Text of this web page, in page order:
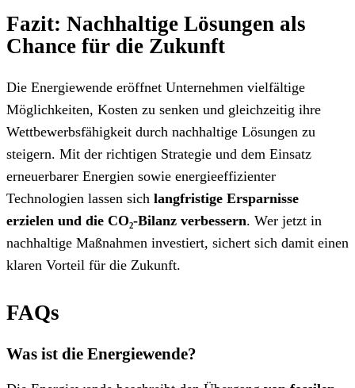
Fazit: Nachhaltige Lösungen als
Chance für die Zukunft
Die Energiewende eröffnet Unternehmen vielfältige
Möglichkeiten, Kosten zu senken und gleichzeitig ihre
Wettbewerbsfähigkeit durch nachhaltige Lösungen zu
steigern. Mit der richtigen Strategie und dem Einsatz
erneuerbarer Energien sowie energieeffizienter
Technologien lassen sich langfristige Ersparnisse
erzielen und die CO₂-Bilanz verbessern. Wer jetzt in
nachhaltige Maßnahmen investiert, sichert sich damit einen
klaren Vorteil für die Zukunft.
FAQs
Was ist die Energiewende?